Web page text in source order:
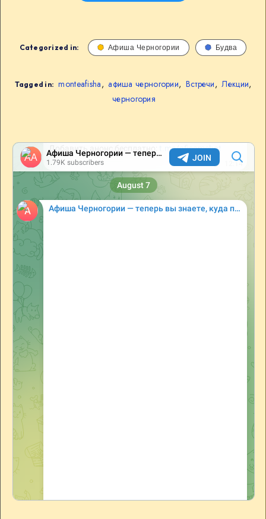
Categorized in: Афиша Черногории Будва
Tagged in: monteafisha, афиша черногории, Встречи, Лекции,
черногория